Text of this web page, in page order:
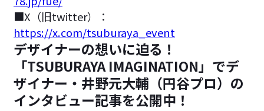
■X（旧twitter）：
https://x.com/tsuburaya_event
デザイナーの想いに迫る！
「TSUBURAYA IMAGINATION」でデ
ザイナー・井野元大輔（円谷プロ）の
インタビュー記事を公開中！